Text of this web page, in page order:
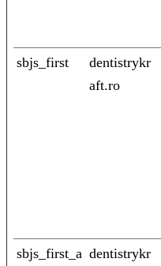
sbjs_first
dentistrykr
aft.ro
sbjs_first_a dentistrykr